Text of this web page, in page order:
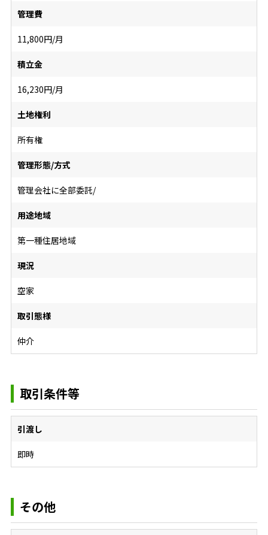
管理費
11,800円/月
積立金
16,230円/月
土地権利
所有権
管理形態/方式
管理会社に全部委託/
用途地域
第一種住居地域
現況
空家
取引態様
仲介
取引条件等
引渡し
即時
その他